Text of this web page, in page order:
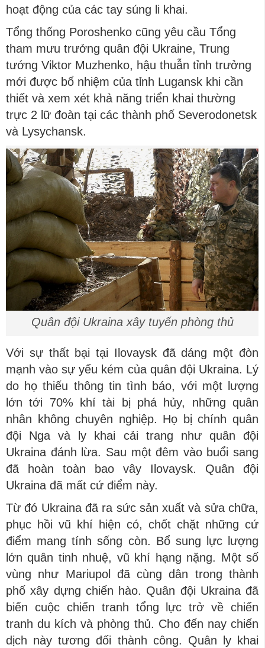
hoạt động của các tay súng li khai.
Tổng thống Poroshenko cũng yêu cầu Tổng
tham mưu trưởng quân đội Ukraine, Trung
tướng Viktor Muzhenko, hậu thuẫn tỉnh trưởng
mới được bổ nhiệm của tỉnh Lugansk khi cần
thiết và xem xét khả năng triển khai thường
trực 2 lữ đoàn tại các thành phố Severodonetsk
và Lysychansk.
Quân đội Ukraina xây tuyến phòng thủ
Với sự thất bại tại Ilovaysk đã dáng một đòn
mạnh vào sự yếu kém của quân đội Ukraina. Lý
do họ thiếu thông tin tình báo, với một lượng
lớn tới 70% khí tài bị phá hủy, những quân
nhân không chuyên nghiệp. Họ bị chính quân
đội Nga và ly khai cải trang như quân đội
Ukraina đánh lừa. Sau một đêm vào buổi sang
đã hoàn toàn bao vây Ilovaysk. Quân đội
Ukraina đã mất cứ điểm này.
Từ đó Ukraina đã ra sức sản xuất và sửa chữa,
phục hồi vũ khí hiện có, chốt chặt những cứ
điểm mang tính sống còn. Bổ sung lực lượng
lớn quân tinh nhuệ, vũ khí hạng nặng. Một số
vùng như Mariupol đã cùng dân trong thành
phố xây dựng chiến hào. Quân đội Ukraina đã
biến cuộc chiến tranh tổng lực trở về chiến
tranh du kích và phòng thủ. Cho đến nay chiến
dịch này tương đối thành công. Quân ly khai